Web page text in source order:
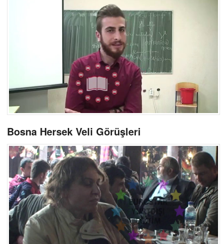
Bosna Hersek Veli Görüşleri